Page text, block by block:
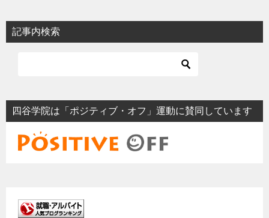
記事内検索
四谷学院は「ポジティブ・オフ」運動に賛同しています